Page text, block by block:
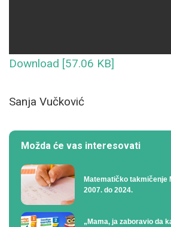
Download [57.06 KB]
Sanja Vučković
Možda će vas interesovati
Matematičko takmičenje
2007. do 2024.
„Mama, ja zaboravio da